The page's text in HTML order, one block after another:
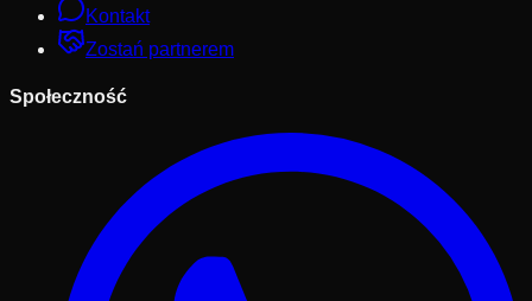
Kontakt
Zostań partnerem
Społeczność